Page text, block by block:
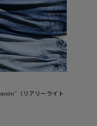
（リアリーライト